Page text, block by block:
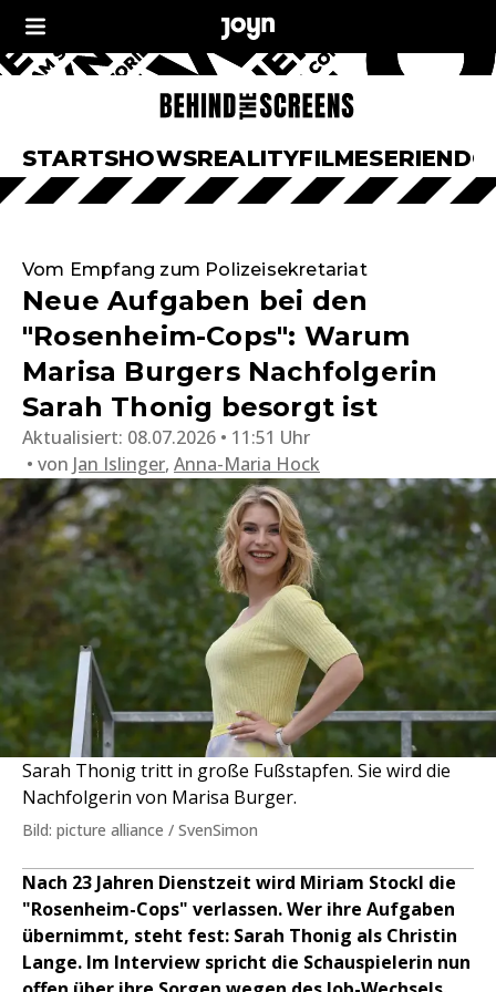
STARTSHOWSREALITYFILMESERIEN
Vom Empfang zum Polizeisekretariat
Neue Aufgaben bei den
"Rosenheim-Cops": Warum
Marisa Burgers Nachfolgerin
Sarah Thonig besorgt ist
Aktualisiert: 08.07.2026 • 11:51 Uhr
von Jan Islinger, Anna-Maria Hock
Sarah Thonig tritt in große Fußstapfen. Sie wird die
Nachfolgerin von Marisa Burger.
Bild: picture alliance / SvenSimon
Nach 23 Jahren Dienstzeit wird Miriam Stockl die
"Rosenheim-Cops" verlassen. Wer ihre Aufgaben
übernimmt, steht fest: Sarah Thonig als Christin
Lange. Im Interview spricht die Schauspielerin nun